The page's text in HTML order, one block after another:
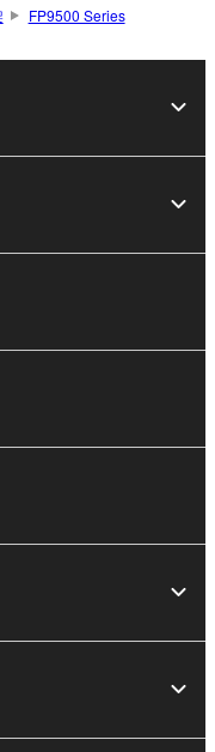
FP9500 Series